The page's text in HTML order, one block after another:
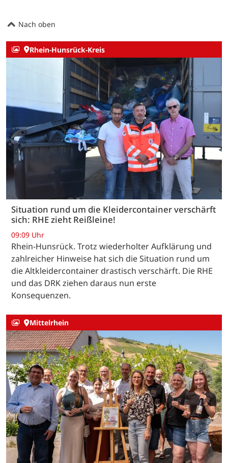
Nach oben
Rhein-Hunsrück-Kreis
Situation rund um die Kleidercontainer verschärft
sich: RHE zieht Reißleine!
09:09 Uhr
Rhein-Hunsrück. Trotz wiederholter Aufklärung und
zahlreicher Hinweise hat sich die Situation rund um
die Altkleidercontainer drastisch verschärft. Die RHE
und das DRK ziehen daraus nun erste
Konsequenzen.
Mittelrhein